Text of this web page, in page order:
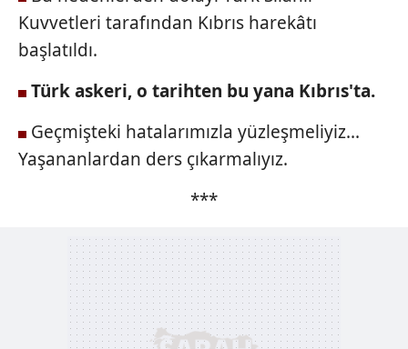
Kuvvetleri tarafından Kıbrıs harekâtı
başlatıldı.
Türk askeri, o tarihten bu yana Kıbrıs'ta.
Geçmişteki hatalarımızla yüzleşmeliyiz...
Yaşananlardan ders çıkarmalıyız.
***